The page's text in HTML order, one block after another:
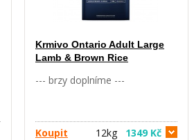
Krmivo Ontario Adult Large
Lamb & Brown Rice
--- brzy doplníme ---
Koupit 12kg 1349 Kč